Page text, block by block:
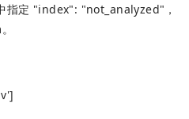
指定 "index": "not_analyzed"，